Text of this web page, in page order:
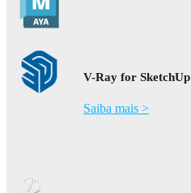
V-Ray for SketchUp
Saiba mais >